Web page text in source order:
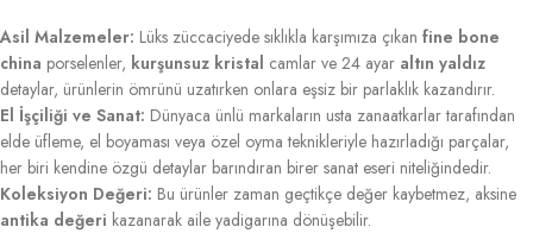
Asil Malzemeler: Lüks züccaciyede sıklıkla karşımıza çıkan fine bone
china porselenler, kurşunsuz kristal camlar ve 24 ayar altın yaldız
detaylar, ürünlerin ömrünü uzatırken onlara eşsiz bir parlaklık kazandırır.
El İşçiliği ve Sanat: Dünyaca ünlü markaların usta zanaatkarlar tarafından
elde üfleme, el boyaması veya özel oyma teknikleriyle hazırladığı parçalar,
her biri kendine özgü detaylar barındıran birer sanat eseri niteliğindedir.
Koleksiyon Değeri: Bu ürünler zaman geçtikçe değer kaybetmez, aksine
antika değeri kazanarak aile yadigarına dönüşebilir.